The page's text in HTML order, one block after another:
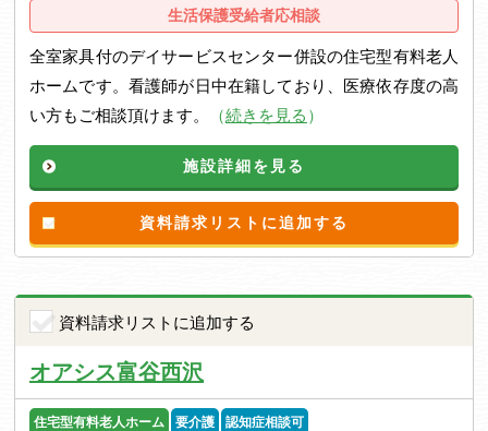
生活保護受給者応相談
全室家具付のデイサービスセンター併設の住宅型有料老人
ホームです。看護師が日中在籍しており、医療依存度の高
い方もご相談頂けます。
（続きを見る ）
施設詳細を見る
資料請求リストに追加する
資料請求リストに追加する
オアシス富谷西沢
住宅型有料老人ホーム 要介護 認知症相談可